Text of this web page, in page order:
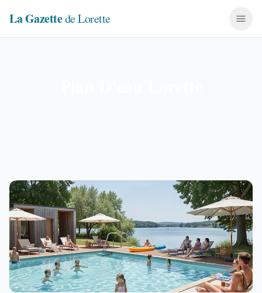
La Gazettede Lorette